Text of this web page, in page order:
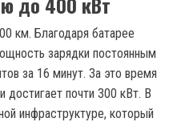
км. Благодаря батарее
зарядки постоянным
за 16 минут. За это время
достигает почти 300 кВт. В
инфраструктуре, который